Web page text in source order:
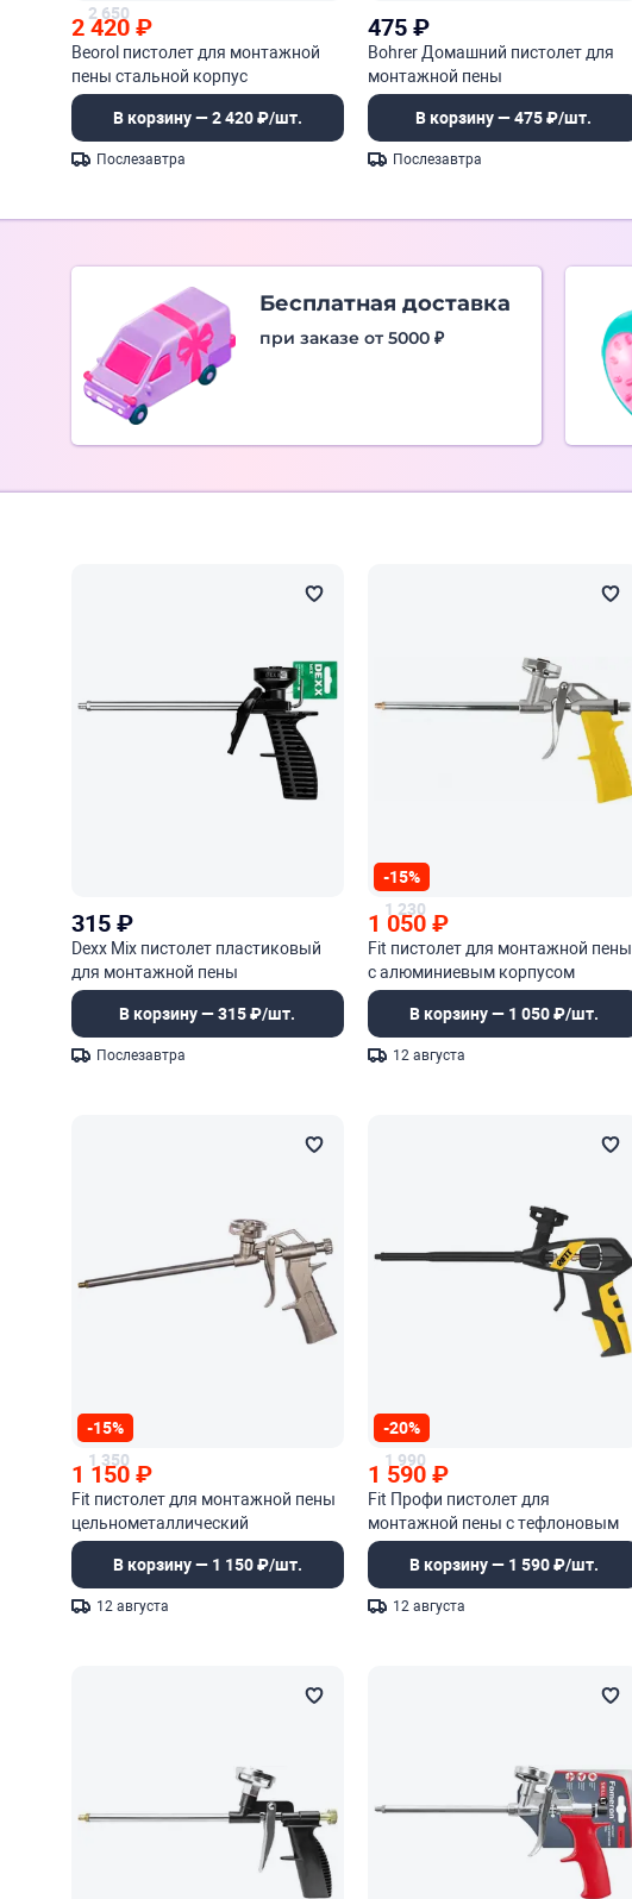
2 650
2 420₽
Beorol пистолет для монтажной
пены стальной корпус
В корзину — 2 420 ₽/шт.
Послезавтра
475₽
Bohrer Домашний пистолет для
монтажной пены
В корзину — 475 ₽/шт.
Послезавтра
Бесплатная доставка
при заказе от 5000 ₽
315₽
Dexx Mix пистолет пластиковый
для монтажной пены
В корзину — 315 ₽/шт.
Послезавтра
-15%
1 230
1 050₽
Fit пистолет для монтажной пены
с алюминиевым корпусом
В корзину — 1 050 ₽/шт.
12 августа
-15%
1 350
1 150₽
Fit пистолет для монтажной пены
цельнометаллический
В корзину — 1 150 ₽/шт.
12 августа
-20%
1 990
1 590₽
Fit Профи пистолет для
монтажной пены с тефлоновым
покрытием
В корзину — 1 590 ₽/шт.
12 августа